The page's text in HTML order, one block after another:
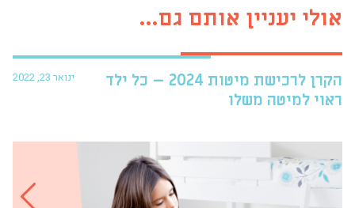
אולי יעניין אותם גם...
ינואר 23, 2022
הקרן לרכישת מיטות 2024 – כל ילד
ראוי למיטה משלו